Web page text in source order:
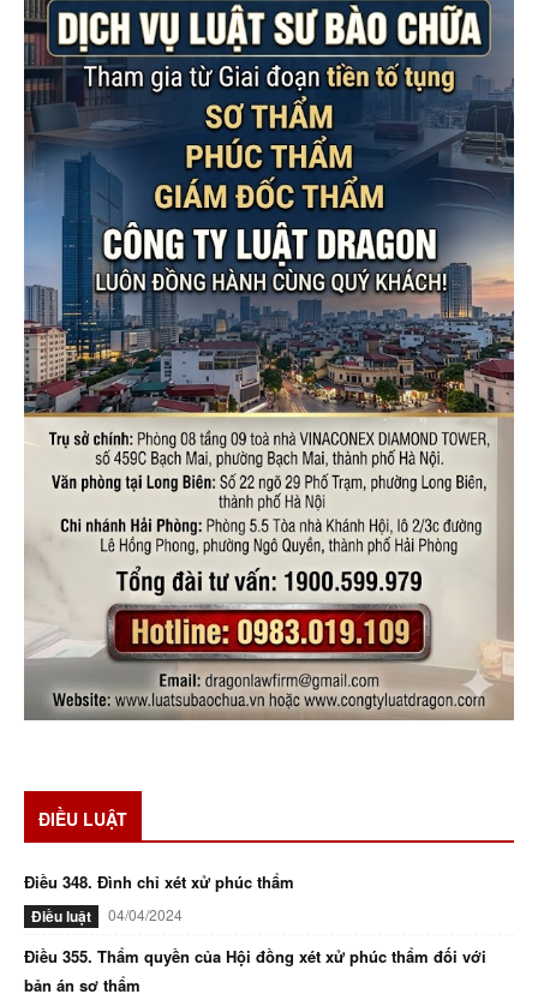
ĐIỀU LUẬT
Điều 348. Đình chỉ xét xử phúc thẩm
Điều luật 04/04/2024
Điều 355. Thẩm quyền của Hội đồng xét xử phúc thẩm đối với
bản án sơ thẩm